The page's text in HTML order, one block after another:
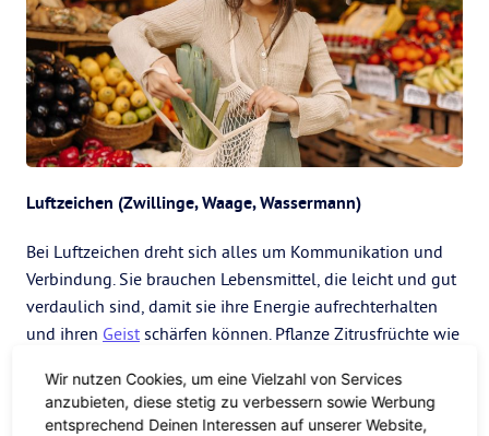
Luftzeichen (Zwillinge, Waage, Wassermann)
Bei Luftzeichen dreht sich alles um Kommunikation und
Verbindung. Sie brauchen Lebensmittel, die leicht und gut
verdaulich sind, damit sie ihre Energie aufrechterhalten
und ihren Geist schärfen können. Pflanze Zitrusfrüchte wie
Erdzeichen (Stier, Jungfrau, Steinbock)
Wir nutzen Cookies, um eine Vielzahl von Services
anzubieten, diese stetig zu verbessern sowie Werbung
entsprechend Deinen Interessen auf unserer Website,